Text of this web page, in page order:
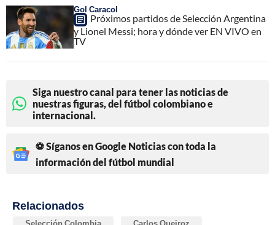
Gol Caracol
Próximos partidos de Selección Argentina
y Lionel Messi; hora y dónde ver EN VIVO en
TV
Siga nuestro canal para tener las noticias de
nuestras figuras, del fútbol colombiano e
internacional.
⚽ Síganos en Google Noticias con toda la
información del fútbol mundial
Relacionados